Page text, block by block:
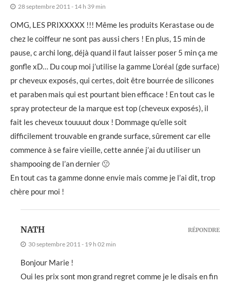
28 septembre 2011 - 14 h 39 min
OMG, LES PRIXXXXX !!! Même les produits Kerastase ou de
chez le coiffeur ne sont pas aussi chers ! En plus, 15 min de
pause, c archi long, déjà quand il faut laisser poser 5 min ça me
gonfle xD… Du coup moi j’utilise la gamme L’oréal (gde surface)
pr cheveux exposés, qui certes, doit être bourrée de silicones
et paraben mais qui est pourtant bien efficace ! En tout cas le
spray protecteur de la marque est top (cheveux exposés), il
fait les cheveux touuuut doux ! Dommage qu’elle soit
difficilement trouvable en grande surface, sûrement car elle
commence à se faire vieille, cette année j’ai du utiliser un
shampooing de l’an dernier 🙁
En tout cas ta gamme donne envie mais comme je l’ai dit, trop
chère pour moi !
NATH
30 septembre 2011 - 19 h 02 min
Bonjour Marie !
Oui les prix sont mon grand regret comme je le disais en fin
RÉPONDRE